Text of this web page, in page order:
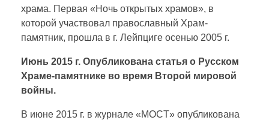
храма. Первая «Ночь открытых храмов», в
которой участвовал православный Храм-
памятник, прошла в г. Лейпциге осенью 2005 г.
Июнь 2015 г. Опубликована статья о Русском
Храме-памятнике во время Второй мировой
войны.
В июне 2015 г. в журнале «MOCT» опубликована